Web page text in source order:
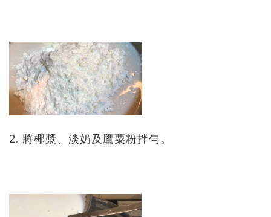
2. 將椰漿、淡奶及鷹粟粉拌勻。